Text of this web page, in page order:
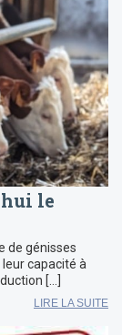
le
de génisses
capacité à
[…]
LIRE LA SUITE